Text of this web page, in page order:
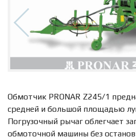
Обмотчик PRONAR Z245/1
средней и большой площадью
Погрузочный рычаг облегчает
обмоточной машины без